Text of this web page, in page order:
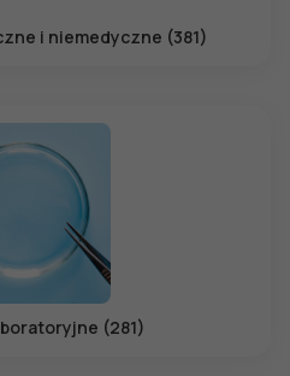
i niemedyczne (381)
(281)